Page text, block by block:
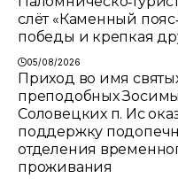
слёт «Каменный
победы и крепкая
05/08/2026
Приход во имя
преподобных
Соловецких п. Ис
поддержку
отделения
проживания